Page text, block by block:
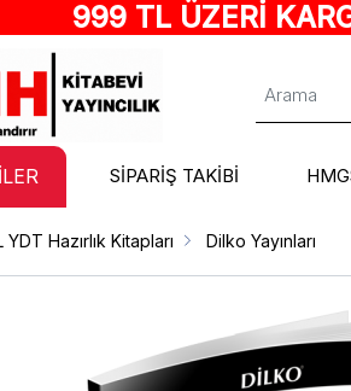
999 TL ÜZERİ
SİPARİŞ TAKİBİ
Hazırlık Kitapları Dilko Yayınları